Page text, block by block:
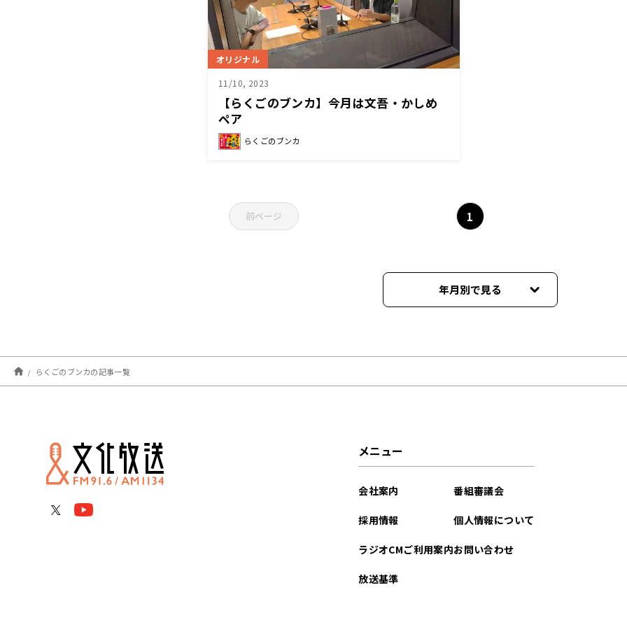
オリジナル
11/10, 2023
【らくごのブンカ】今月は文吾・かしめ
ペア
らくごのブンカ
前ページ 1
年月別で見る
2026年03月
2026年02月
らくごのブンカの記事一覧
メニュー
会社案内
採用情報
ラジオCMご利用案内
放送基準
番組審議会
個人情報について
お問い合わせ